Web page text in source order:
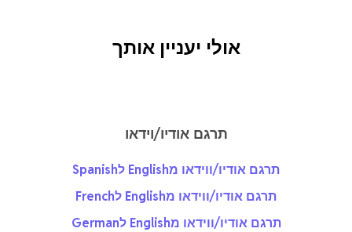
אולי יעניין אותך
תרגם אודיו/וידאו
תרגם אודיו/ווידאו מEnglish לSpanish
תרגם אודיו/ווידאו מEnglish לFrench
תרגם אודיו/ווידאו מEnglish לGerman